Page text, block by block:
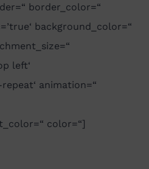
border_color=“
background_color=“
left‘
animation=“
color=“]